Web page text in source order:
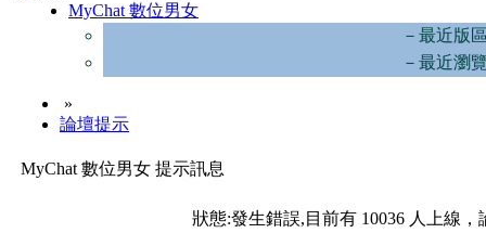
MyChat 數位男女
－最近版
－最近瀏
»
論壇提示
MyChat 數位男女 提示訊息
狀態:發生錯誤,目前有 10036 人上線